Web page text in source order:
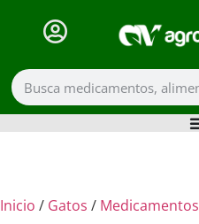
Inicio / Gatos / Medicamentos